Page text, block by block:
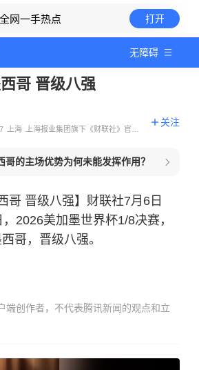
网一手热点 打开
无障碍
哥 晋级八强
上海
上海报业集团旗下《财联社》官方
关注
哥的主场优势为何未能发挥作用？
哥 晋级八强】财联社7月6日
2026美加墨世界杯1/8决赛，
哥，晋级八强。
端创作者，不代表腾讯新闻的观点和立